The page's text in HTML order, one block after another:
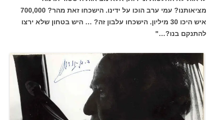
מציאותנו? עמי ערב הוכו על ידינו. הישכחו זאת מהר? 700,000
איש היכו 30 מיליון. הישכחו עלבון זה? … היש בטחון שלא ירצו
להתנקם בנו?…"